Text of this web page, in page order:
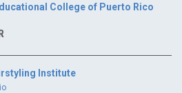
College of Puerto Rico
Institute